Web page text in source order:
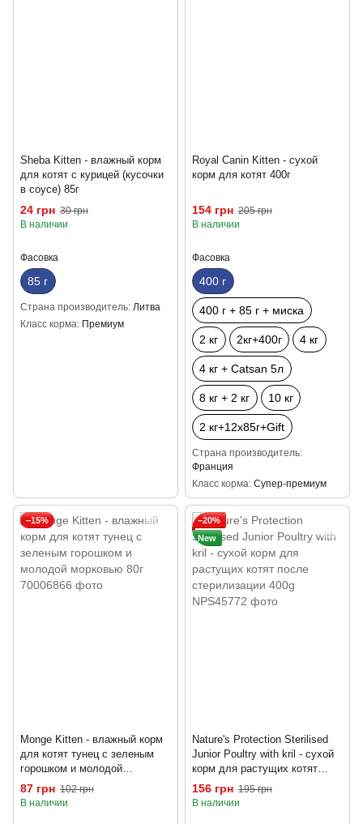
Sheba Kitten - влажный корм
для котят с курицей (кусочки
в соусе) 85г
24 грн 30 грн
В наличии
Фасовка
85 г
Страна производитель Литва
Класс корма Премиум
Royal Canin Kitten - сухой
корм для котят 400г
154 грн 205 грн
В наличии
Фасовка
400 г
400 г + 85 г + миска
2 кг 2кг+400г 4 кг
4 кг + Catsan 5л
8 кг + 2 кг 10 кг
2 кг+12х85г+Gift
Страна производитель
Франция
Класс корма Супер-премиум
−15%
Monge Kitten - влажный корм
для котят тунец с зеленым
горошком и молодой
морковью 80г
87 грн 102 грн
В наличии
−20%
New
Nature's Protection Sterilised
Junior Poultry with kril - сухой
корм для растущих котят
после стерилизации 400g
156 грн 195 грн
В наличии